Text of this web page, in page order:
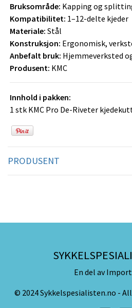
Bruksområde: Kapping og
Kompatibilitet: 1–12-delte kjeder
Materiale: Stål
Konstruksjon: Ergonomisk,
Anbefalt bruk: Hjemmeverksted
Produsent: KMC
Innhold i pakken:
1 stk KMC Pro De-Riveter
PRODUSENT
En del av
© 2024 Sykkelspesialisten.no -